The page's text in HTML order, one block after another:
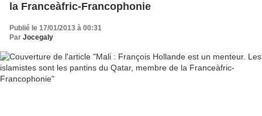
la Franceàfric-Francophonie
Publié le 17/01/2013 à 00:31
Par Jocegaly